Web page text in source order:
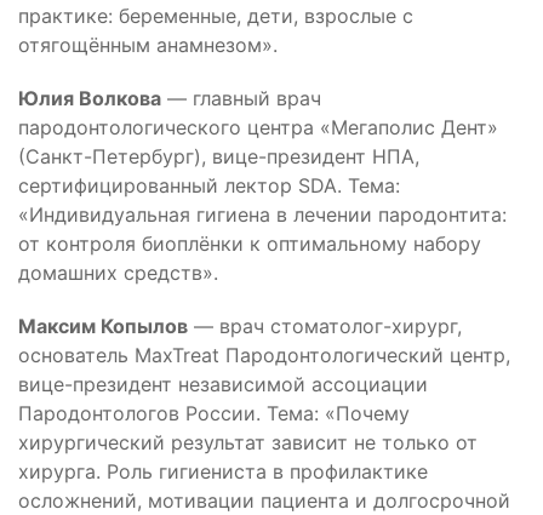
практике: беременные, дети, взрослые с
отягощённым анамнезом».
Юлия Волкова — главный врач
пародонтологического центра «Мегаполис Дент»
(Санкт-Петербург), вице-президент НПА,
сертифицированный лектор SDA. Тема:
«Индивидуальная гигиена в лечении пародонтита:
от контроля биоплёнки к оптимальному набору
домашних средств».
Максим Копылов — врач стоматолог-хирург,
основатель MaxTreat Пародонтологический центр,
вице-президент независимой ассоциации
Пародонтологов России. Тема: «Почему
хирургический результат зависит не только от
хирурга. Роль гигиениста в профилактике
осложнений, мотивации пациента и долгосрочной